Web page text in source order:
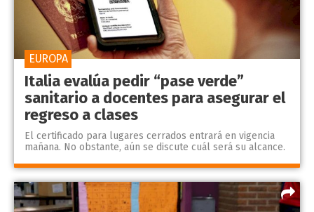
Italia evalúa pedir “pase verde”
sanitario a docentes para asegurar el
regreso a clases
El certificado para lugares cerrados entrará en vigencia
mañana. No obstante, aún se discute cuál será su alcance.
EUROPA